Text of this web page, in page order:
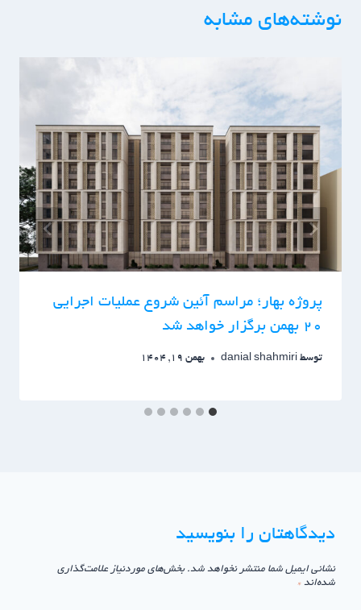
نوشته‌های مشابه
پروژه بهار؛ مراسم آئین شروع عملیات اجرایی
۲۰ بهمن برگزار خواهد شد
توسط danial shahmiri بهمن 19, 1404
دیدگاهتان را بنویسید
نشانی ایمیل شما منتشر نخواهد شد. بخش‌های موردنیاز علامت‌گذاری
شده‌اند *